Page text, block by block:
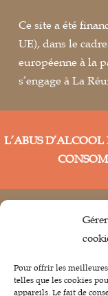
Pour offrir les
telles que les cookies
appareils. Le fait de
Ce site a été
UE), dans le
européenne à la
s’engage à La
L’ABUS
© La part des
Politique
